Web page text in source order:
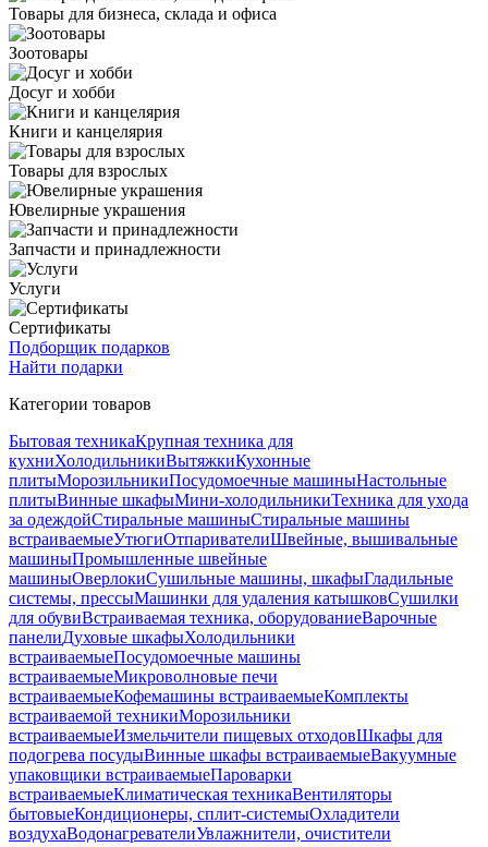
Товары для бизнеса, склада и офиса
Зоотовары
Досуг и хобби
Книги и канцелярия
Товары для взрослых
Ювелирные украшения
Запчасти и принадлежности
Услуги
Сертификаты
Подборщик подарков
Найти подарки
Категории товаров
Бытовая техникаКрупная техника для
кухниХолодильникиВытяжкиКухонные
плитыМорозильникиПосудомоечные машиныНастольные
плитыВинные шкафыМини-холодильникиТехника для ухода
за одеждойСтиральные машиныСтиральные машины
встраиваемыеУтюгиОтпаривателиШвейные, вышивальные
машиныПромышленные швейные
машиныОверлокиСушильные машины, шкафыГладильные
системы, прессыМашинки для удаления катышковСушилки
для обувиВстраиваемая техника, оборудованиеВарочные
панелиДуховые шкафыХолодильники
встраиваемыеПосудомоечные машины
встраиваемыеМикроволновые печи
встраиваемыеКофемашины встраиваемыеКомплекты
встраиваемой техникиМорозильники
встраиваемыеИзмельчители пищевых отходовШкафы для
подогрева посудыВинные шкафы встраиваемыеВакуумные
упаковщики встраиваемыеПароварки
встраиваемыеКлиматическая техникаВентиляторы
бытовыеКондиционеры, сплит-системыОхладители
воздухаВодонагревателиУвлажнители, очистители